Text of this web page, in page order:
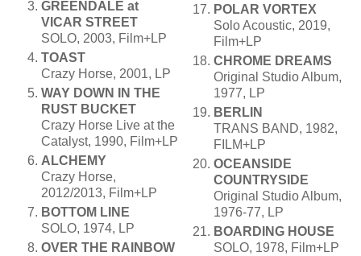
GREENDALE at
VICAR STREET
SOLO, 2003, Film+LP
TOAST
Crazy Horse, 2001, LP
WAY DOWN IN THE
RUST BUCKET
Crazy Horse Live at the
Catalyst, 1990, Film+LP
ALCHEMY
Crazy Horse,
2012/2013, Film+LP
BOTTOM LINE
SOLO, 1974, LP
OVER THE RAINBOW
POLAR VORTEX
Solo Acoustic, 2019,
Film+LP
CHROME DREAMS
Original Studio Album,
1977, LP
BERLIN
TRANS BAND, 1982,
FILM+LP
OCEANSIDE
COUNTRYSIDE
Original Studio Album,
1976-77, LP
BOARDING HOUSE
SOLO, 1978, Film+LP